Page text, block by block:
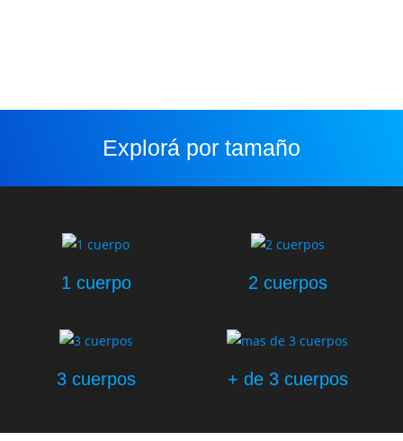
Explorá por tamaño
1 cuerpo 2 cuerpos
3 cuerpos + de 3 cuerpos